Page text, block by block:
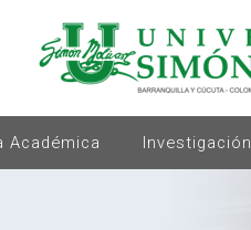
Académica Investigación